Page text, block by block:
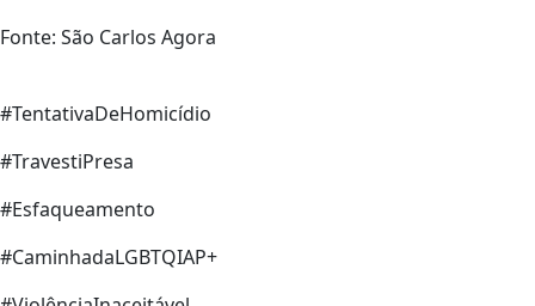
Fonte: São Carlos Agora
#TentativaDeHomicídio
#TravestiPresa
#Esfaqueamento
#CaminhadaLGBTQIAP+